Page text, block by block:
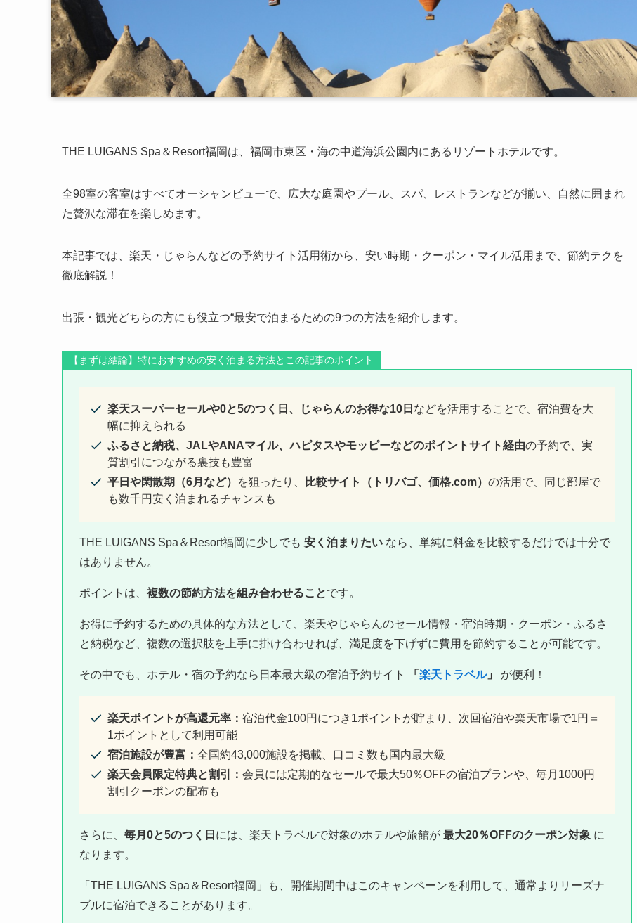
THE LUIGANS Spa＆Resort福岡は、福岡市東区・海の中道海浜公園内にあるリゾートホテルです。
全98室の客室はすべてオーシャンビューで、広大な庭園やプール、スパ、レストランなどが揃い、自然に囲まれ
た贅沢な滞在を楽しめます。
本記事では、楽天・じゃらんなどの予約サイト活用術から、安い時期・クーポン・マイル活用まで、節約テクを
徹底解説！
出張・観光どちらの方にも役立つ“最安で泊まるための9つの方法を紹介します。
【まずは結論】特におすすめの安く泊まる方法とこの記事のポイント
楽天スーパーセールや0と5のつく日、じゃらんのお得な10日 などを活用することで、宿泊費を大
幅に抑えられる
ふるさと納税、JALやANAマイル、ハピタスやモッピーなどのポイントサイト経由の予約で、実
質割引につながる裏技も豊富
平日や閑散期（6月など）
を狙ったり、 比較サイト（トリバゴ、価格.com） の活用で、同じ部屋で
も数千円安く泊まれるチャンスも
THE LUIGANS Spa＆Resort福岡に少しでも 安く泊まりたい なら、単純に料金を比較するだけでは十分で
はありません。
ポイントは、 複数の節約方法を組み合わせることです。
お得に予約するための具体的な方法として、楽天やじゃらんのセール情報・宿泊時期・クーポン・ふるさ
と納税など、複数の選択肢を上手に掛け合わせれば、満足度を下げずに費用を節約することが可能です。
その中でも、ホテル・宿の予約なら日本最大級の宿泊予約サイト 「 楽天トラベル」 が便利！
楽天ポイントが高還元率： 宿泊代金100円につき1ポイントが貯まり、次回宿泊や楽天市場で1円＝
1ポイントとして利用可能
宿泊施設が豊富： 全国約43,000施設を掲載、口コミ数も国内最大級
楽天会員限定特典と割引： 会員には定期的なセールで最大50％OFFの宿泊プランや、毎月1000円
割引クーポンの配布も
さらに、 毎月0と5のつく日 には、楽天トラベルで対象のホテルや旅館が 最大20％OFFのクーポン対象 に
なります。
「THE LUIGANS Spa＆Resort福岡」も、開催期間中はこのキャンペーンを利用して、通常よりリーズナ
ブルに宿泊できることがあります。